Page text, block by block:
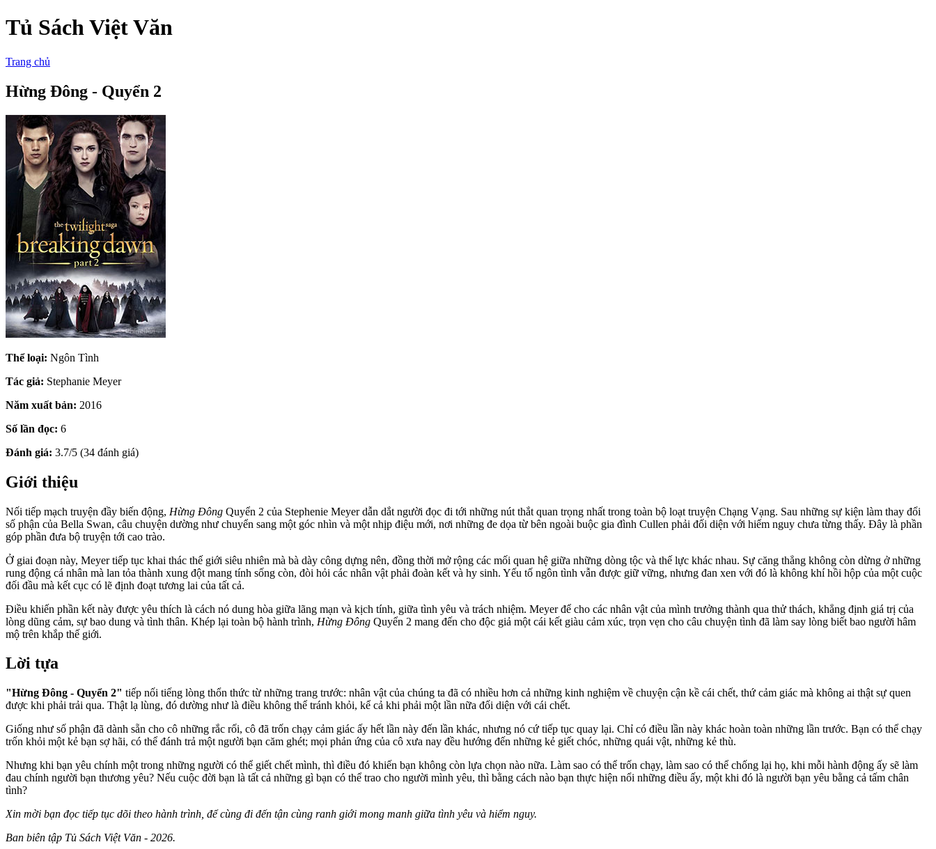
Tủ Sách Việt Văn
Trang chủ
Hừng Đông - Quyển 2
Thể loại: Ngôn Tình
Tác giả: Stephanie Meyer
Năm xuất bản: 2016
Số lần đọc: 6
Đánh giá: 3.7/5 (34 đánh giá)
Giới thiệu
Nối tiếp mạch truyện đầy biến động, Hừng Đông Quyển 2 của Stephenie Meyer dẫn dắt người đọc đi tới những nút thắt quan trọng nhất trong toàn bộ loạt truyện Chạng Vạng. Sau những sự kiện làm thay đổi
số phận của Bella Swan, câu chuyện dường như chuyển sang một góc nhìn và một nhịp điệu mới, nơi những đe dọa từ bên ngoài buộc gia đình Cullen phải đối diện với hiểm nguy chưa từng thấy. Đây là phần
góp phần đưa bộ truyện tới cao trào.
Ở giai đoạn này, Meyer tiếp tục khai thác thế giới siêu nhiên mà bà dày công dựng nên, đồng thời mở rộng các mối quan hệ giữa những dòng tộc và thế lực khác nhau. Sự căng thẳng không còn dừng ở những
rung động cá nhân mà lan tỏa thành xung đột mang tính sống còn, đòi hỏi các nhân vật phải đoàn kết và hy sinh. Yếu tố ngôn tình vẫn được giữ vững, nhưng đan xen với đó là không khí hồi hộp của một cuộc
đối đầu mà kết cục có lẽ định đoạt tương lai của tất cả.
Điều khiến phần kết này được yêu thích là cách nó dung hòa giữa lãng mạn và kịch tính, giữa tình yêu và trách nhiệm. Meyer để cho các nhân vật của mình trưởng thành qua thử thách, khẳng định giá trị của
lòng dũng cảm, sự bao dung và tình thân. Khép lại toàn bộ hành trình, Hừng Đông Quyển 2 mang đến cho độc giả một cái kết giàu cảm xúc, trọn vẹn cho câu chuyện tình đã làm say lòng biết bao người hâm
mộ trên khắp thế giới.
Lời tựa
"Hừng Đông - Quyển 2" tiếp nối tiếng lòng thổn thức từ những trang trước: nhân vật của chúng ta đã có nhiều hơn cả những kinh nghiệm về chuyện cận kề cái chết, thứ cảm giác mà không ai thật sự quen
được khi phải trải qua. Thật lạ lùng, đó dường như là điều không thể tránh khỏi, kể cả khi phải một lần nữa đối diện với cái chết.
Giống như số phận đã dành sẵn cho cô những rắc rối, cô đã trốn chạy cảm giác ấy hết lần này đến lần khác, nhưng nó cứ tiếp tục quay lại. Chỉ có điều lần này khác hoàn toàn những lần trước. Bạn có thể chạy
trốn khỏi một kẻ bạn sợ hãi, có thể đánh trả một người bạn căm ghét; mọi phản ứng của cô xưa nay đều hướng đến những kẻ giết chóc, những quái vật, những kẻ thù.
Nhưng khi bạn yêu chính một trong những người có thể giết chết mình, thì điều đó khiến bạn không còn lựa chọn nào nữa. Làm sao có thể trốn chạy, làm sao có thể chống lại họ, khi mỗi hành động ấy sẽ làm
đau chính người bạn thương yêu? Nếu cuộc đời bạn là tất cả những gì bạn có thể trao cho người mình yêu, thì bằng cách nào bạn thực hiện nổi những điều ấy, một khi đó là người bạn yêu bằng cả tấm chân
tình?
Xin mời bạn đọc tiếp tục dõi theo hành trình, để cùng đi đến tận cùng ranh giới mong manh giữa tình yêu và hiểm nguy.
Ban biên tập Tủ Sách Việt Văn - 2026.